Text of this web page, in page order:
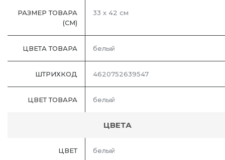
РАЗМЕР ТОВАРА
(СМ)
33 х 42 см
ЦВЕТА ТОВАРА белый
ШТРИХКОД 4620752639547
ЦВЕТ ТОВАРА белый
ЦВЕТА
ЦВЕТ белый